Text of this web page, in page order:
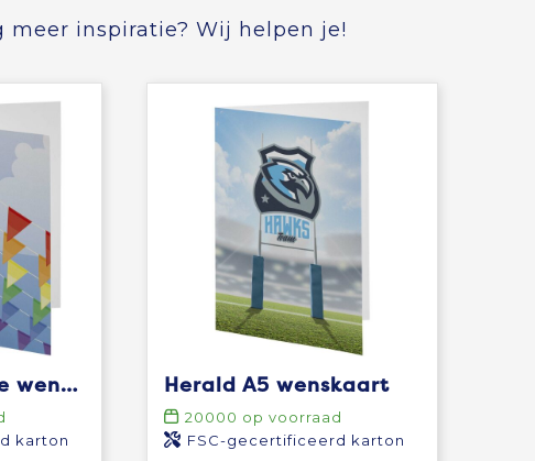
meer inspiratie? Wij helpen je!
Herald vierkante wenskaart
karton
Herald A5 wenskaart
20000 op voorraad
FSC-gecertificeerd karton